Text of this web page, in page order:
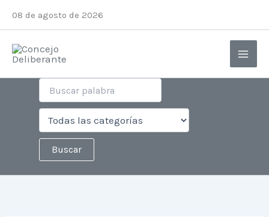
contenido
08 de agosto de 2026